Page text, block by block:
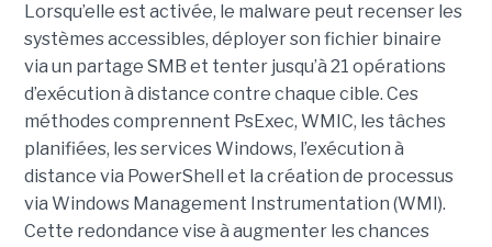
Lorsqu’elle est activée, le malware peut recenser les
systèmes accessibles, déployer son fichier binaire
via un partage SMB et tenter jusqu’à 21 opérations
d’exécution à distance contre chaque cible. Ces
méthodes comprennent PsExec, WMIC, les tâches
planifiées, les services Windows, l’exécution à
distance via PowerShell et la création de processus
via Windows Management Instrumentation (WMI).
Cette redondance vise à augmenter les chances